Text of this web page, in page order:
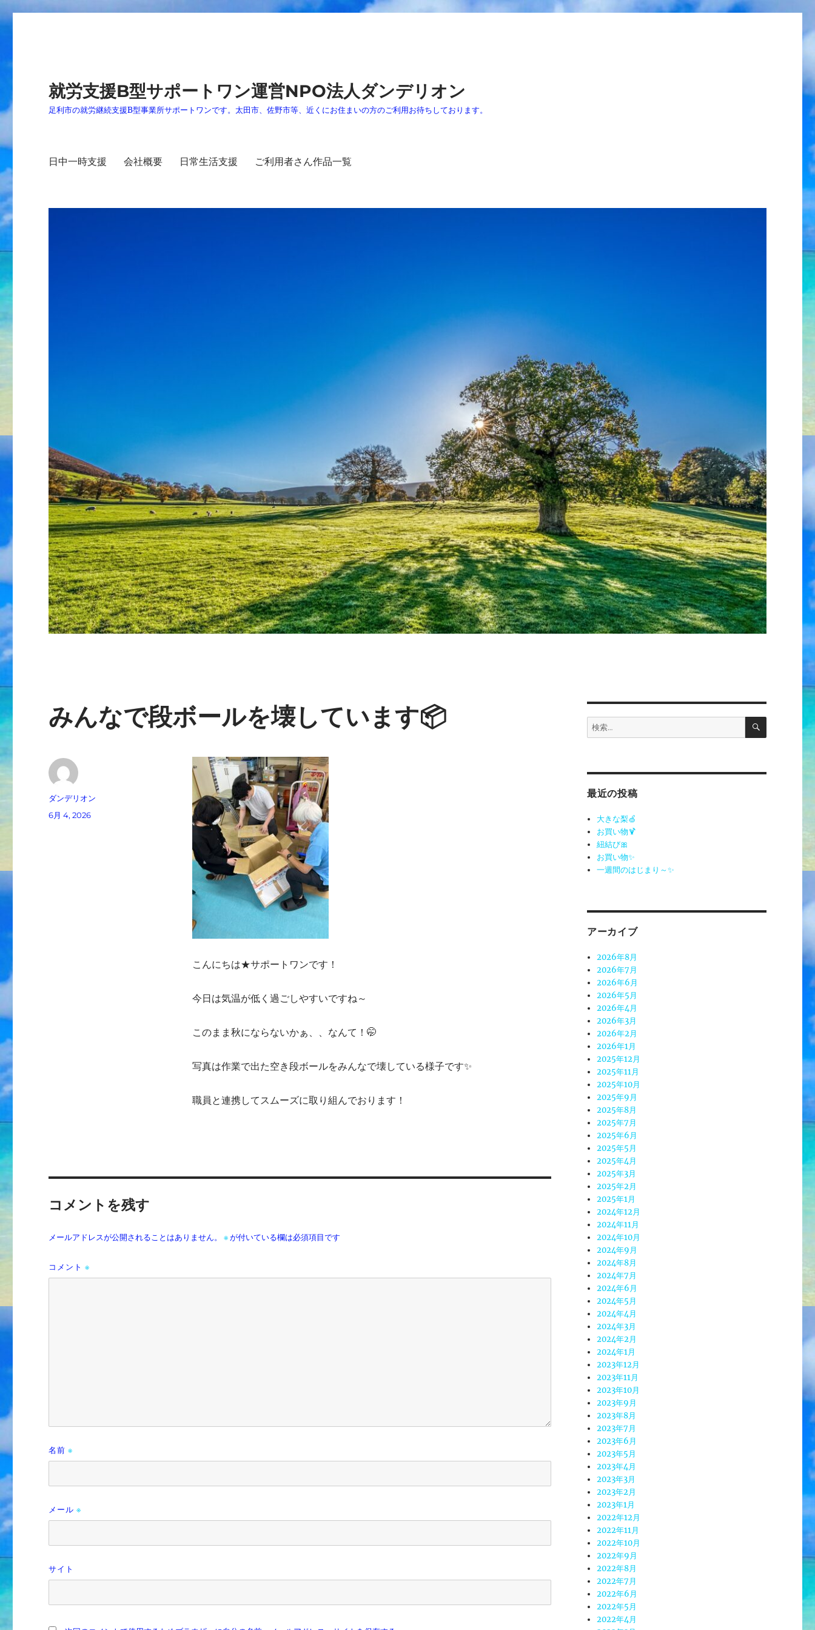
就労支援B型サポートワン運営NPO法人ダンデリオン
足利市の就労継続支援B型事業所サポートワンです。太田市、佐野市等、近くにお住まいの方のご利用お待ちしております。
日中一時支援 会社概要 日常生活支援 ご利用者さん作品一覧
みんなで段ボールを壊しています📦
こんにちは★サポートワンです！
今日は気温が低く過ごしやすいですね～
このまま秋にならないかぁ、、なんて！🤭
写真は作業で出た空き段ボールをみんなで壊している様子です✨
職員と連携してスムーズに取り組んでおります！
投
稿
ダンデリオン
投
6月 4, 2026
コメントを残す
メールアドレスが公開されることはありません。 ※が付いている欄は必須項目です
コメント※
名前※
メール※
サイト
検
索:
検
最近の投稿
大きな梨🍏
お買い物🍹
紐結び🎀
お買い物✨
一週間のはじまり～✨
アーカイブ
2026年8月
2026年7月
2026年6月
2026年5月
2026年4月
2026年3月
2026年2月
2026年1月
2025年12月
2025年11月
2025年10月
2025年9月
2025年8月
2025年7月
2025年6月
2025年5月
2025年4月
2025年3月
2025年2月
2025年1月
2024年12月
2024年11月
2024年10月
2024年9月
2024年8月
2024年7月
2024年6月
2024年5月
2024年4月
2024年3月
2024年2月
2024年1月
2023年12月
2023年11月
2023年10月
2023年9月
2023年8月
2023年7月
2023年6月
2023年5月
2023年4月
2023年3月
2023年2月
2023年1月
2022年12月
2022年11月
2022年10月
2022年9月
2022年8月
2022年7月
2022年6月
2022年5月
2022年4月